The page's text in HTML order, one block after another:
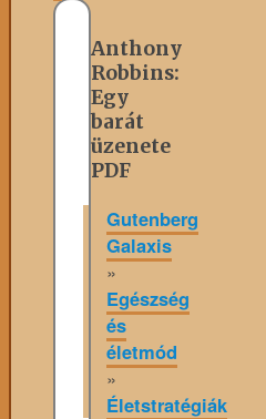
Anthony
Robbins:
Egy
barát
üzenete
PDF
Gutenberg
Galaxis
»
Egészség
és
életmód
»
Életstratégiák